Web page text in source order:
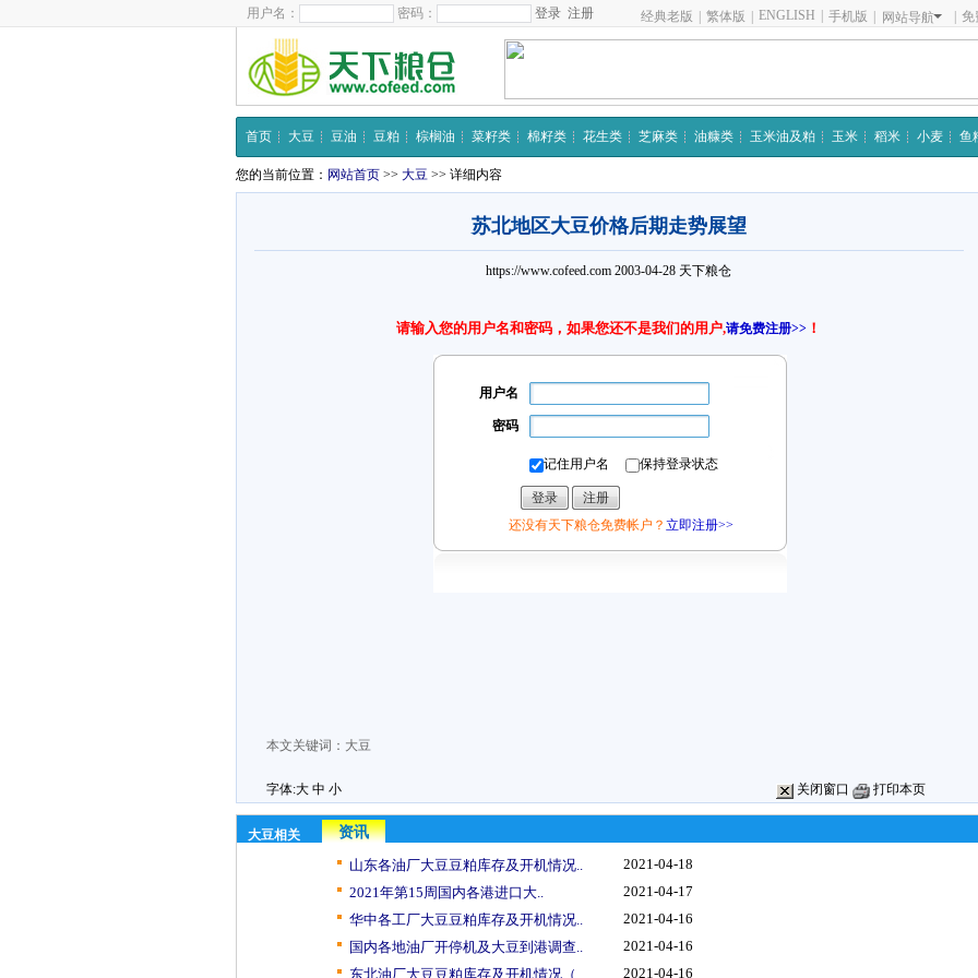
用户名： 密码： 注册 经典老版 繁体版 ENGLISH 手机版 网站导航 免
首页 大豆 豆油 豆粕 棕榈油 菜籽类 棉籽类 花生类 芝麻类 油糠类 玉米油及粕 玉米 稻米 小麦 鱼
您的当前位置： 网站首页 >> 大豆 >> 详细内容
苏北地区大豆价格后期走势展望
https://www.cofeed.com 2003-04-28 天下粮仓
请输入您的用户名和密码，如果您还不是我们的用户,请免费注册>> ！
用户名
密码
记住用户名 保持登录状态
还没有天下粮仓免费帐户？ 立即注册>>
本文关键词： 大豆
字体:大 中 小 关闭窗口 打印本页
大豆相关
资讯
山东各油厂大豆豆粕库存及开机情况..
2021-04-18
2021年第15周国内各港进口大..
2021-04-17
华中各工厂大豆豆粕库存及开机情况..
2021-04-16
国内各地油厂开停机及大豆到港调查..
2021-04-16
东北油厂大豆豆粕库存及开机情况（..
2021-04-16